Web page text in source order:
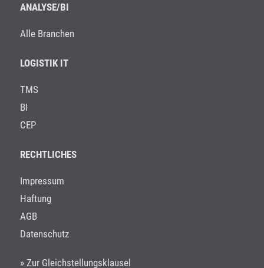
ANALYSE/BI
Alle Branchen
LOGISTIK IT
TMS
BI
CEP
RECHTLICHES
Impressum
Haftung
AGB
Datenschutz
» Zur Gleichstellungsklausel